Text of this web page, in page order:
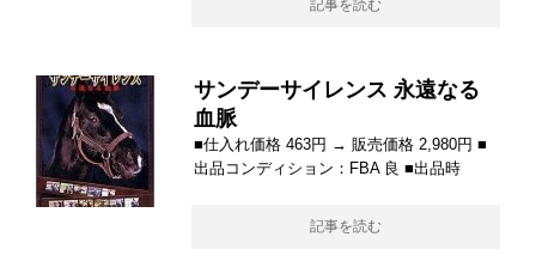
記事を読む
サンデーサイレンス 永遠なる
血脈
■仕入れ価格 463円 → 販売価格 2,980円 ■
出品コンディション：FBA 良 ■出品時
記事を読む